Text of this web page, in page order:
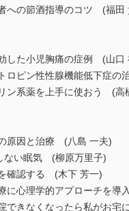
への節酒指導のコツ (福田
した小児胸痛の症例 (山口
ロピン性性腺機能低下症
ン系薬を上手に使おう (高
の原因と治療 (八島 一夫)
ない眠気 (柳原万里子)
を確認する (木下 芳一)
に心理学的アプローチを
できなくなったら私がお